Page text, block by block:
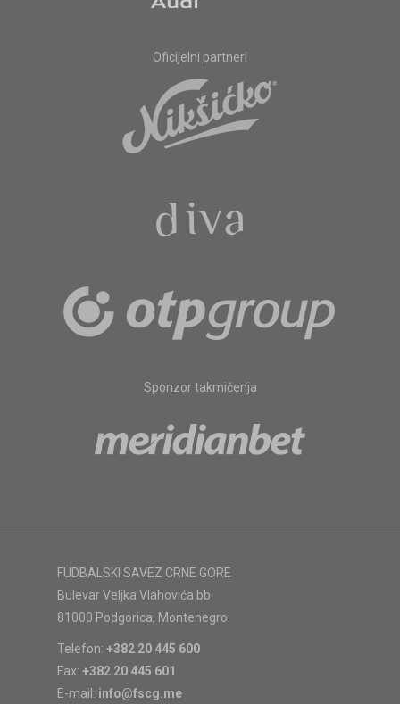
Oficijelni partneri
Sponzor takmičenja
FUDBALSKI SAVEZ CRNE GORE
Bulevar Veljka Vlahovića bb
81000 Podgorica, Montenegro
Telefon: +382 20 445 600
Fax: +382 20 445 601
E-mail: info@fscg.me